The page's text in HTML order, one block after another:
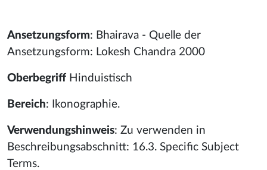
Ansetzungsform: Bhairava - Quelle der
Ansetzungsform: Lokesh Chandra 2000
Oberbegriff Hinduistisch
Bereich: Ikonographie.
Verwendungshinweis: Zu verwenden in
Beschreibungsabschnitt: 16.3. Specific Subject
Terms.